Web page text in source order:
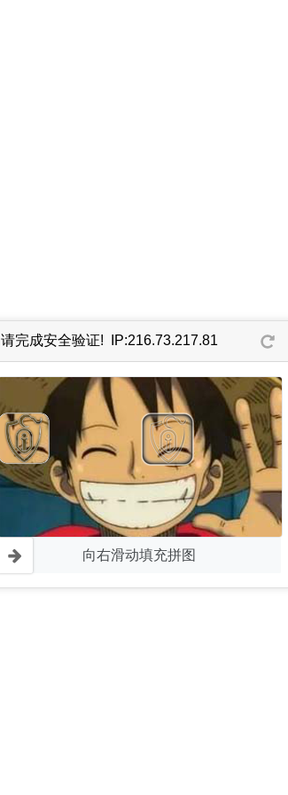
请完成安全验证! IP:216.73.217.81
向右滑动填充拼图